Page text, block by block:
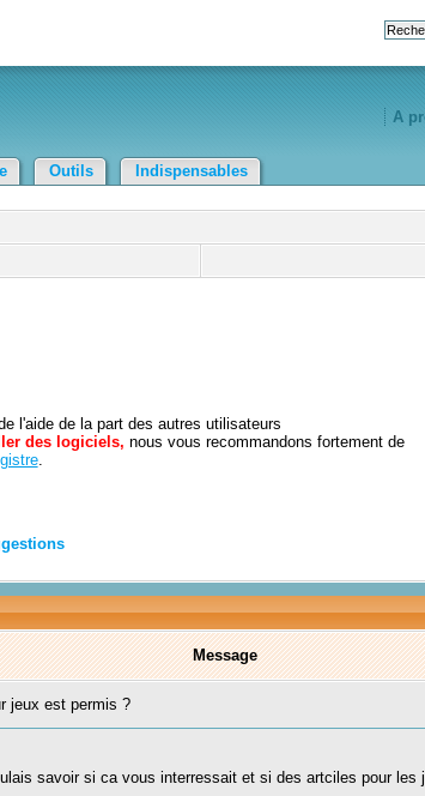
A
Outils Indispensables
l'aide de la part des autres utilisateurs
des logiciels, nous vous recommandons fortement de
.
Message
jeux est permis ?
savoir si ca vous interressait et si des artciles pour les